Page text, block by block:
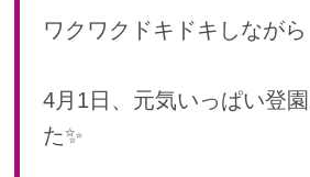
2024年 05月(21)
2024年 03月(20)
2024年 01月(20)
ワクワクドキドキしながら
4月1日、元気いっぱい登
た✨